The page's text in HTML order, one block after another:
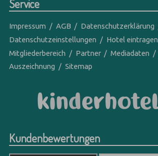
Service
Impressum AGB
Datenschutzerklärung
Datenschutzeinstellungen
Hotel eintragen
Mitgliederbereich
Partner Mediadaten
Auszeichnung
Sitemap
Kundenbewertungen